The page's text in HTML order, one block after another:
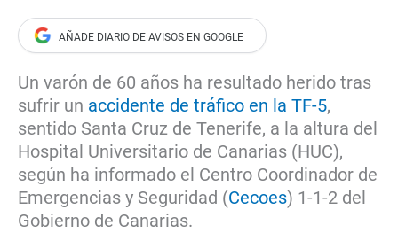
Un varón de 60 años ha resultado herido tras
sufrir un accidente de tráfico en la TF-5,
sentido Santa Cruz de Tenerife, a la altura del
Hospital Universitario de Canarias (HUC),
según ha informado el Centro Coordinador de
Emergencias y Seguridad (Cecoes) 1-1-2 del
Gobierno de Canarias.